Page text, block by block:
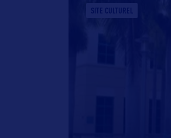
SITE CULTUREL